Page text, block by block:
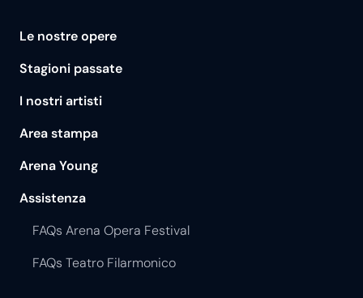
Le nostre opere
Stagioni passate
I nostri artisti
Area stampa
Arena Young
Assistenza
FAQs Arena Opera Festival
FAQs Teatro Filarmonico